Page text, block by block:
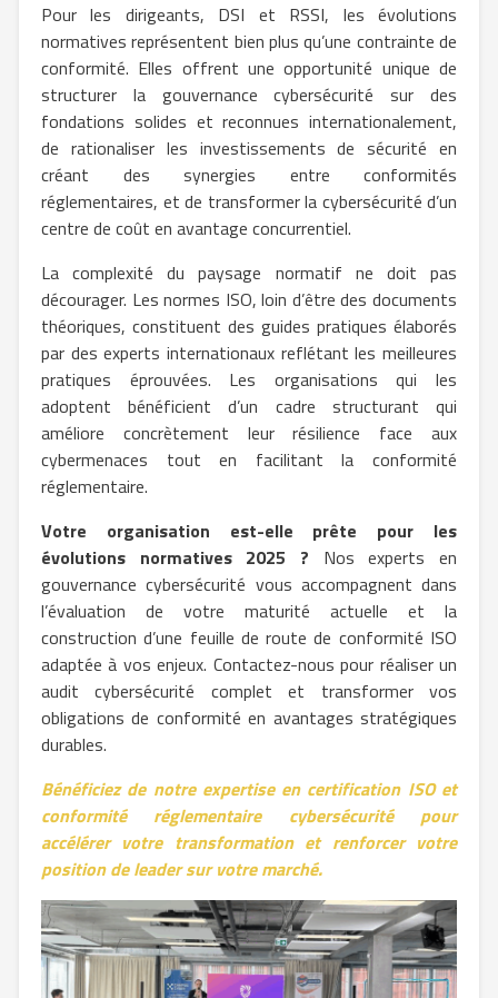
Pour les dirigeants, DSI et RSSI, les évolutions
normatives représentent bien plus qu’une contrainte de
conformité. Elles offrent une opportunité unique de
structurer la gouvernance cybersécurité sur des
fondations solides et reconnues internationalement,
de rationaliser les investissements de sécurité en
créant des synergies entre conformités
réglementaires, et de transformer la cybersécurité d’un
centre de coût en avantage concurrentiel.
La complexité du paysage normatif ne doit pas
décourager. Les normes ISO, loin d’être des documents
théoriques, constituent des guides pratiques élaborés
par des experts internationaux reflétant les meilleures
pratiques éprouvées. Les organisations qui les
adoptent bénéficient d’un cadre structurant qui
améliore concrètement leur résilience face aux
cybermenaces tout en facilitant la conformité
réglementaire.
Votre organisation est-elle prête pour les
évolutions normatives 2025 ? Nos experts en
gouvernance cybersécurité vous accompagnent dans
l’évaluation de votre maturité actuelle et la
construction d’une feuille de route de conformité ISO
adaptée à vos enjeux. Contactez-nous pour réaliser un
audit cybersécurité complet et transformer vos
obligations de conformité en avantages stratégiques
durables.
Bénéficiez de notre expertise en certification ISO et
conformité réglementaire cybersécurité pour
accélérer votre transformation et renforcer votre
position de leader sur votre marché.